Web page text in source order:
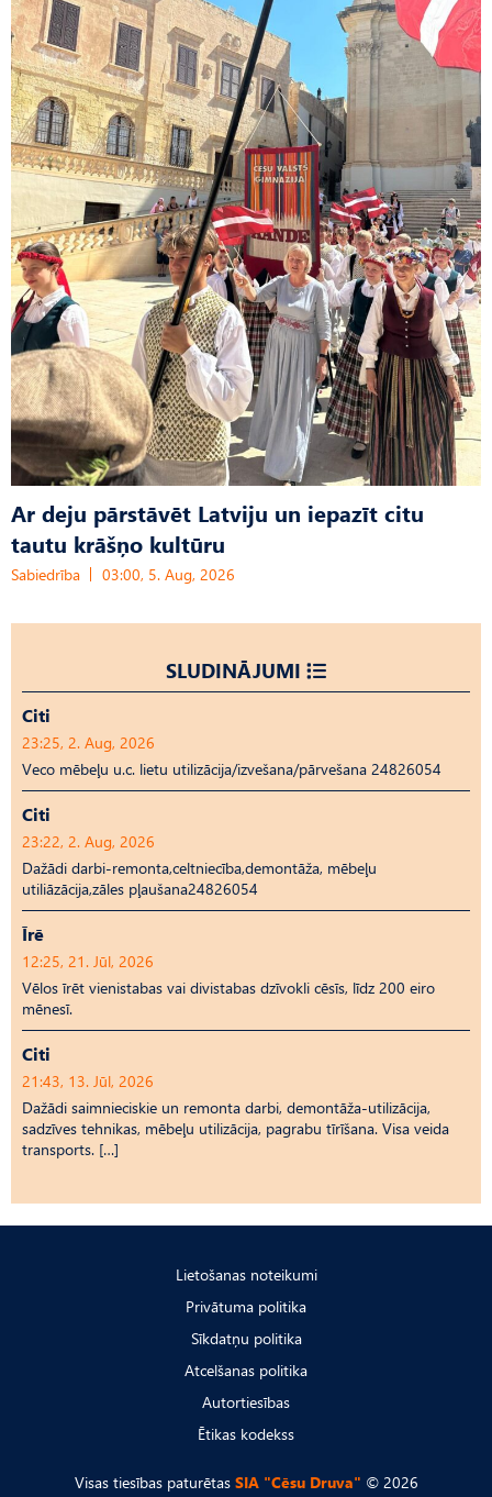
Ar deju pārstāvēt Latviju un iepazīt citu
tautu krāšņo kultūru
Sabiedrība 03:00, 5. Aug, 2026
SLUDINĀJUMI
Citi
23:25, 2. Aug, 2026
Veco mēbeļu u.c. lietu utilizācija/izvešana/pārvešana 24826054
Citi
23:22, 2. Aug, 2026
Dažādi darbi-remonta,celtniecība,demontāža, mēbeļu
utiliāzācija,zāles pļaušana24826054
Īrē
12:25, 21. Jūl, 2026
Vēlos īrēt vienistabas vai divistabas dzīvokli cēsīs, līdz 200 eiro
mēnesī.
Citi
21:43, 13. Jūl, 2026
Dažādi saimnieciskie un remonta darbi, demontāža-utilizācija,
sadzīves tehnikas, mēbeļu utilizācija, pagrabu tīrīšana. Visa veida
transports. […]
Lietošanas noteikumi
Privātuma politika
Sīkdatņu politika
Atcelšanas politika
Autortiesības
Ētikas kodekss
Visas tiesības paturētas SIA "Cēsu Druva" © 2026